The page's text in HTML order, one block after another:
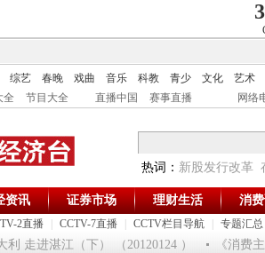
综艺 春晚 戏曲 音乐 科教 青少 文化
艺术
全 节目大全 直播中国 赛事直播 网络
热词： 新股发行改革
2直播 CCTV-7直播 CCTV栏目导航 专题汇总
资讯 证券市场 理财生活 消
走进湛江（下） （20120124 ） 《消费